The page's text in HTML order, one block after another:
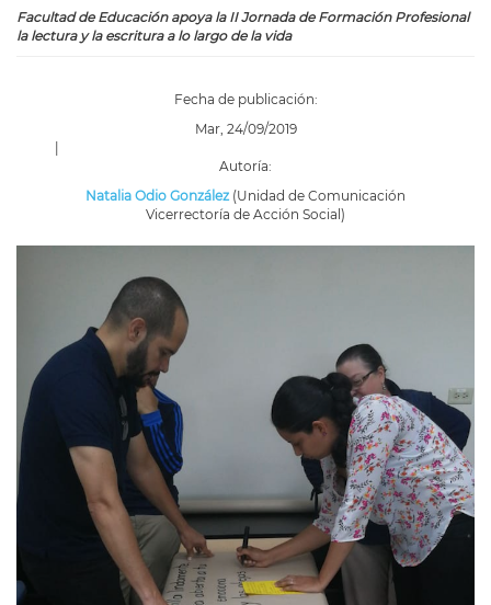
Facultad de Educación apoya la II Jornada de Formación Profesional
la lectura y la escritura a lo largo de la vida
Fecha de publicación:
Mar, 24/09/2019
|
Autoría:
Natalia Odio González (Unidad de Comunicación
Vicerrectoría de Acción Social)